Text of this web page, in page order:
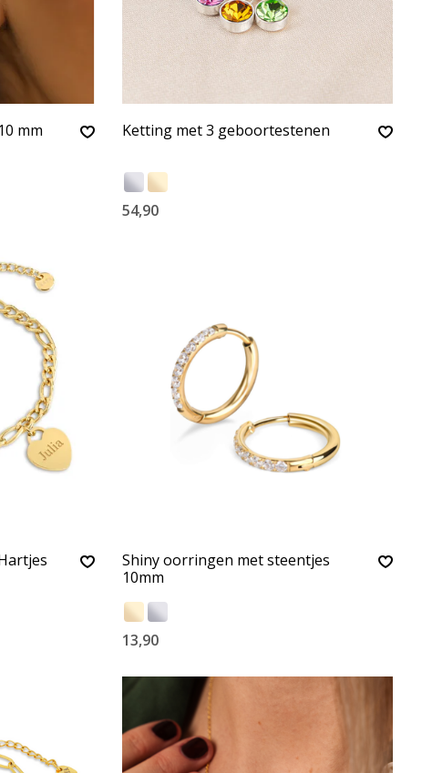
mm Ketting met 3 geboortestenen
54,90
Shiny oorringen met steentjes
10mm
13,90